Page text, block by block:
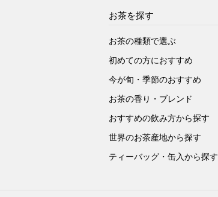
お茶を探す
お茶の種類で選ぶ
初めての方におすすめ
今が旬・季節のおすすめ
お茶の香り・ブレンド
おすすめの飲み方から探す
世界のお茶産地から探す
ティーバッグ・缶入から探す